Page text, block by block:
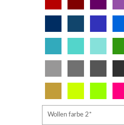
Wollen farbe 2*